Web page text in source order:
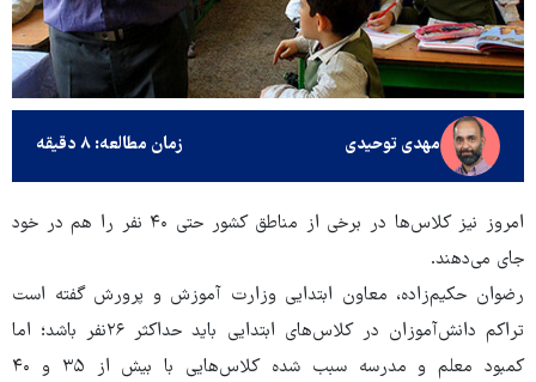
مهدی توحیدی زمان مطالعه: ۸ دقیقه
امروز نیز کلاس‌ها در برخی از مناطق کشور حتی ۴۰ نفر را هم در خود
جای می‌دهند.
رضوان حکیم‌زاده، معاون ابتدایی وزارت آموزش و پرورش گفته است
تراکم دانش‌آموزان در کلاس‌های ابتدایی باید حداکثر ۲۶نفر باشد؛ اما
کمبود معلم و مدرسه سبب شده کلاس‌هایی با بیش از ۳۵ و ۴۰